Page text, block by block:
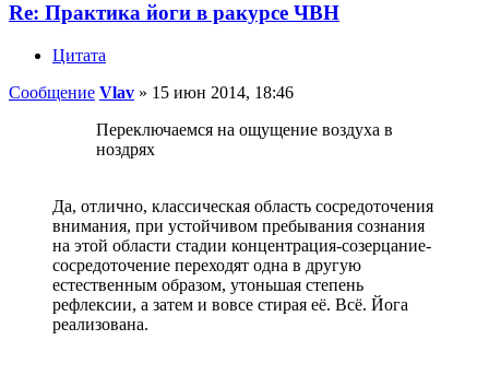
Re: Практика йоги в ракурсе ЧВН
Цитата
Сообщение Vlav » 15 июн 2014, 18:46
Переключаемся на ощущение воздуха в
ноздрях
Да, отлично, классическая область сосредоточения
внимания, при устойчивом пребывания сознания
на этой области стадии концентрация-созерцание-
сосредоточение переходят одна в другую
естественным образом, утоньшая степень
рефлексии, а затем и вовсе стирая её. Всё. Йога
реализована.